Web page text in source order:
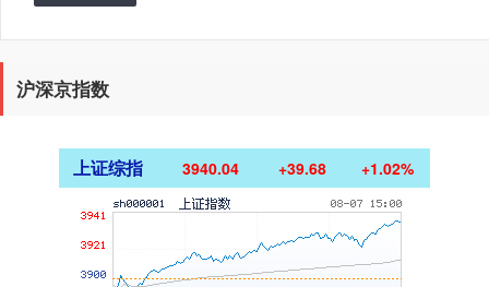
沪深京指数
上证综指 3940.04 +39.68 +1.02%